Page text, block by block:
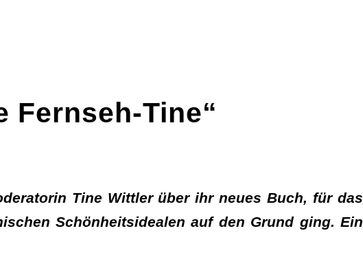
Fernseh-Tine“
Tine Wittler über ihr neues Buch, für das
Schönheitsidealen auf den Grund ging. Ein